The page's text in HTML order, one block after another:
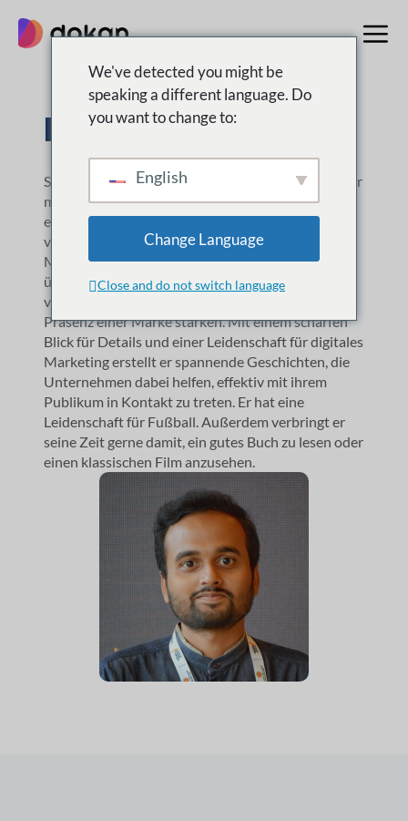
Inhalt
springen
Rabbir Shad
Shad ist Content-Vermarkter, Autor und Redakteur
mit Fachwissen in SaaS, SEO, WordPress,
eCommerce und anderen Technologien. Er wurde
von Marketsplash als Experte in der
Marktplatzbranche anerkannt. Shad erstellt
überzeugende Inhalte und Strategien, die SEO
verbessern, den Verkehr steigern und die Online-
Präsenz einer Marke stärken. Mit einem scharfen
Blick für Details und einer Leidenschaft für digitales
Marketing erstellt er spannende Geschichten, die
Unternehmen dabei helfen, effektiv mit ihrem
Publikum in Kontakt zu treten. Er hat eine
Leidenschaft für Fußball. Außerdem verbringt er
seine Zeit gerne damit, ein gutes Buch zu lesen oder
einen klassischen Film anzusehen.
We've detected you might be
speaking a different language. Do
you want to change to:
English
Change Language
Close and do not switch language